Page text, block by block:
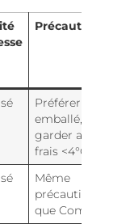
Précautions
Préférer
emballé,
garder au
frais <4°C
Même
précautions
que Comté